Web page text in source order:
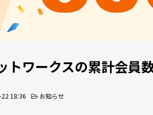
トワークスの累計会員
18:36 お知らせ